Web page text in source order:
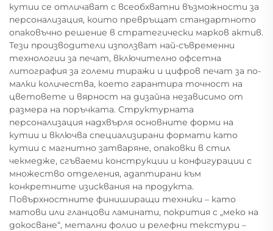
кутии се отличават с всеобхватни възможности за
персонализация, които превръщат стандартното
опаковъчно решение в стратегически марков актив.
Тези производители използват най-съвременни
технологии за печат, включително офсетна
литография за големи тиражи и цифров печат за по-
малки количества, което гарантира точност на
цветовете и вярност на дизайна независимо от
размера на поръчката. Структурната
персонализация надхвърля основните форми на
кутии и включва специализирани формати като
кутии с магнитно затваряне, опаковки в стил
чекмедже, сгъваеми конструкции и конфигурации с
множество отделения, адаптирани към
конкретните изисквания на продукта.
Повърхностните финиширащи техники – като
матови или гланцови ламинати, покрития с „меко на
докосване“, метални фолио и релефни текстури –